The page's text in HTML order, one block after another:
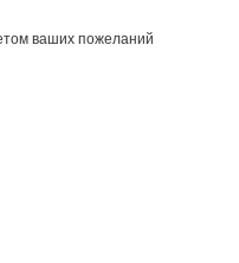
ваших пожеланий